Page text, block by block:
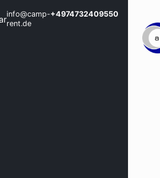
info@camp-
rent.de
+4974732409550